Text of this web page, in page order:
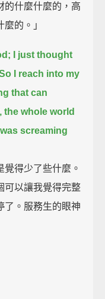
的什麼什麼的，高
的。」
I just thought
I reach into my
that can
the whole world
screaming
得少了些什麼。
可以讓我覺得完整
了。服務生的眼神